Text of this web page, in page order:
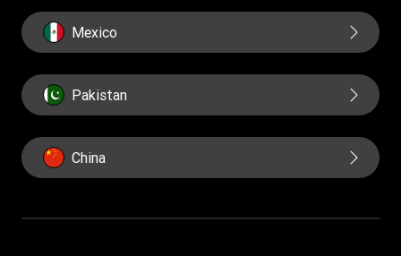
Mexico
Pakistan
China